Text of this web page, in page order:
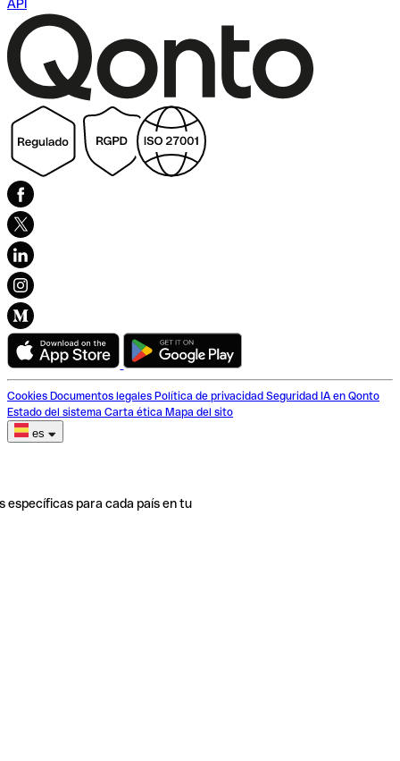
API
Cookies Documentos legales Política de privacidad Seguridad IA en Qonto
Estado del sistema Carta ética Mapa del sito
es
específicas para cada país en tu